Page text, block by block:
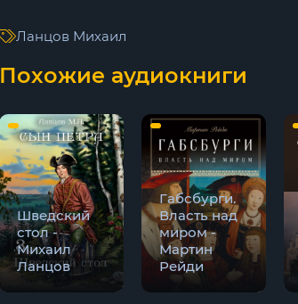
11
12
13
14
15
16
17
Ланцов Михаил
Похожие аудиокниги
Шведский
стол -
Михаил
Ланцов
Габсбурги.
Власть над
миром -
Мартин
Рейди